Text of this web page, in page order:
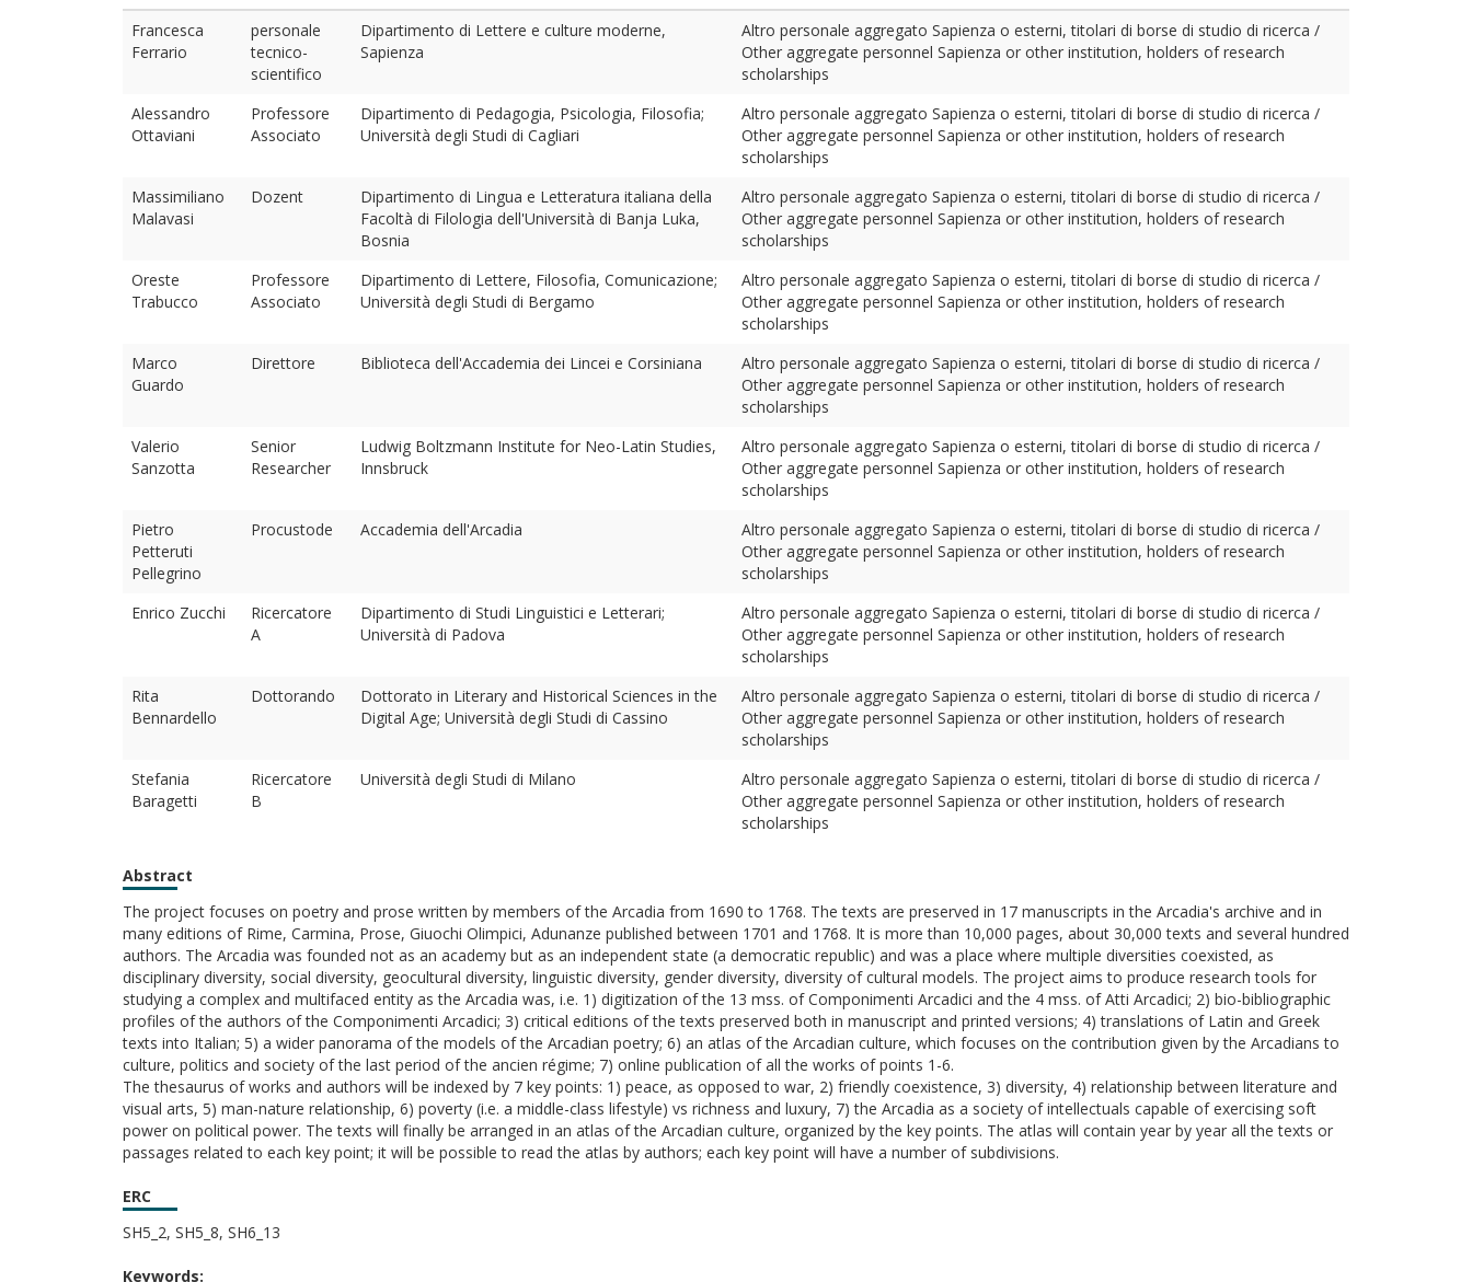
Francesca
Ferrario
personale
tecnico-
scientifico
Dipartimento di Lettere e culture moderne,
Sapienza
Altro personale aggregato Sapienza o esterni, titolari di borse di studio di ricerca /
Other aggregate personnel Sapienza or other institution, holders of research
scholarships
Alessandro
Ottaviani
Professore
Associato
Dipartimento di Pedagogia, Psicologia, Filosofia;
Università degli Studi di Cagliari
Altro personale aggregato Sapienza o esterni, titolari di borse di studio di ricerca /
Other aggregate personnel Sapienza or other institution, holders of research
scholarships
Massimiliano
Malavasi
Dozent
Dipartimento di Lingua e Letteratura italiana della
Facoltà di Filologia dell'Università di Banja Luka,
Bosnia
Altro personale aggregato Sapienza o esterni, titolari di borse di studio di ricerca /
Other aggregate personnel Sapienza or other institution, holders of research
scholarships
Oreste
Trabucco
Professore
Associato
Dipartimento di Lettere, Filosofia, Comunicazione;
Università degli Studi di Bergamo
Altro personale aggregato Sapienza o esterni, titolari di borse di studio di ricerca /
Other aggregate personnel Sapienza or other institution, holders of research
scholarships
Marco
Guardo
Direttore Biblioteca dell'Accademia dei Lincei e Corsiniana
Altro personale aggregato Sapienza o esterni, titolari di borse di studio di ricerca /
Other aggregate personnel Sapienza or other institution, holders of research
scholarships
Valerio
Sanzotta
Senior
Researcher
Ludwig Boltzmann Institute for Neo-Latin Studies,
Innsbruck
Altro personale aggregato Sapienza o esterni, titolari di borse di studio di ricerca /
Other aggregate personnel Sapienza or other institution, holders of research
scholarships
Pietro
Petteruti
Pellegrino
Procustode Accademia dell'Arcadia
Altro personale aggregato Sapienza o esterni, titolari di borse di studio di ricerca /
Other aggregate personnel Sapienza or other institution, holders of research
scholarships
Enrico Zucchi
Ricercatore
A
Dipartimento di Studi Linguistici e Letterari;
Università di Padova
Altro personale aggregato Sapienza o esterni, titolari di borse di studio di ricerca /
Other aggregate personnel Sapienza or other institution, holders of research
scholarships
Rita
Bennardello
Dottorando
Dottorato in Literary and Historical Sciences in the
Digital Age; Università degli Studi di Cassino
Altro personale aggregato Sapienza o esterni, titolari di borse di studio di ricerca /
Other aggregate personnel Sapienza or other institution, holders of research
scholarships
Stefania
Baragetti
Ricercatore
B
Università degli Studi di Milano
Altro personale aggregato Sapienza o esterni, titolari di borse di studio di ricerca /
Other aggregate personnel Sapienza or other institution, holders of research
scholarships
Abstract
The project focuses on poetry and prose written by members of the Arcadia from 1690 to 1768. The texts are preserved in 17 manuscripts in the Arcadia's archive and in
many editions of Rime, Carmina, Prose, Giuochi Olimpici, Adunanze published between 1701 and 1768. It is more than 10,000 pages, about 30,000 texts and several hundred
authors. The Arcadia was founded not as an academy but as an independent state (a democratic republic) and was a place where multiple diversities coexisted, as
disciplinary diversity, social diversity, geocultural diversity, linguistic diversity, gender diversity, diversity of cultural models. The project aims to produce research tools for
studying a complex and multifaced entity as the Arcadia was, i.e. 1) digitization of the 13 mss. of Componimenti Arcadici and the 4 mss. of Atti Arcadici; 2) bio-bibliographic
profiles of the authors of the Componimenti Arcadici; 3) critical editions of the texts preserved both in manuscript and printed versions; 4) translations of Latin and Greek
texts into Italian; 5) a wider panorama of the models of the Arcadian poetry; 6) an atlas of the Arcadian culture, which focuses on the contribution given by the Arcadians to
culture, politics and society of the last period of the ancien régime; 7) online publication of all the works of points 1-6.
The thesaurus of works and authors will be indexed by 7 key points: 1) peace, as opposed to war, 2) friendly coexistence, 3) diversity, 4) relationship between literature and
visual arts, 5) man-nature relationship, 6) poverty (i.e. a middle-class lifestyle) vs richness and luxury, 7) the Arcadia as a society of intellectuals capable of exercising soft
power on political power. The texts will finally be arranged in an atlas of the Arcadian culture, organized by the key points. The atlas will contain year by year all the texts or
passages related to each key point; it will be possible to read the atlas by authors; each key point will have a number of subdivisions.
ERC
SH5_2, SH5_8, SH6_13
Keywords: